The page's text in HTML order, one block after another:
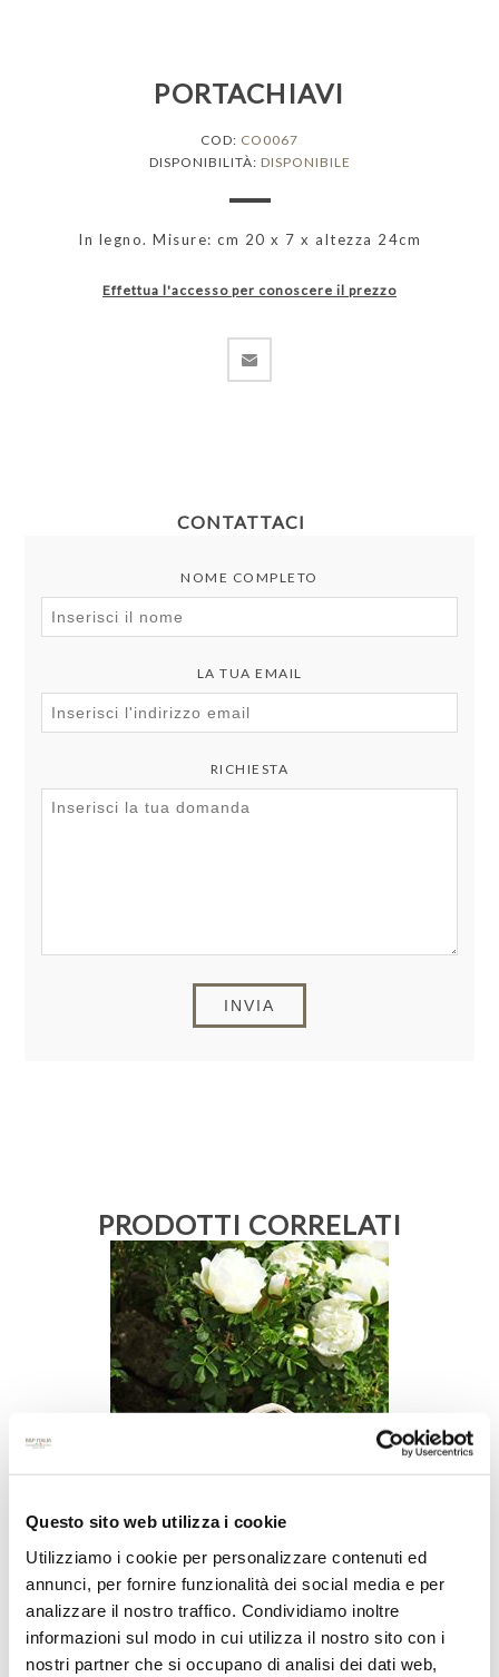
Questo sito web utilizza i cookie
Utilizziamo i cookie per personalizzare contenuti ed
annunci, per fornire funzionalità dei social media e per
analizzare il nostro traffico. Condividiamo inoltre
informazioni sul modo in cui utilizza il nostro sito con i
nostri partner che si occupano di analisi dei dati web,
PORTACHIAVI
COD: CO0067
DISPONIBILITÀ: DISPONIBILE
In legno. Misure: cm 20 x 7 x altezza 24cm
Effettua l'accesso per conoscere il prezzo
CONTATTACI
NOME COMPLETO
LA TUA EMAIL
RICHIESTA
PRODOTTI CORRELATI